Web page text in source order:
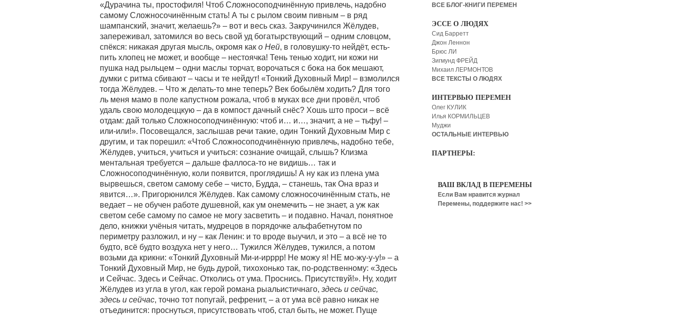
«Дурачина ты, простофиля! Чтоб Сложносоподчинённую привлечь, надобно
самому Сложносочинённым стать! А ты с рылом своим пивным – в ряд
шампанский, значит, желаешь?» – вот и весь сказ. Закручинился Жёлудев,
запереживал, затомился во весь свой уд богатырствующий – одним словцом,
спёкся: никакая другая мысль, окромя как о Ней, в головушку-то нейдёт, есть-
пить хлопец не может, и вообще – нестоячка! Тень тенью ходит, ни кожи ни
пушка над рыльцем – одни маслы торчат, ворочаться с бока на бок мешают,
думки с ритма сбивают – часы и те нейдут! «Тонкий Духовный Мир! – взмолился
тогда Жёлудев. – Что ж делать-то мне теперь? Век бобылём ходить? Для того
ль меня мамо в поле капустном рожала, чтоб в муках все дни провёл, чтоб
удаль свою молодеццкую – да в компост дачный снёс? Хошь што проси – всё
отдам: дай только Сложносоподчинённую: чтоб и… и…, значит, а не – тьфу! –
или-или!». Посовещался, заслышав речи такие, один Тонкий Духовным Мир с
другим, и так порешил: «Чтоб Сложносоподчинённую привлечь, надобно тебе,
Жёлудев, учиться, учиться и учиться: сознание очищай, слышь? Клизма
ментальная требуется – дальше фаллоса-то не видишь… так и
Сложносоподчинённую, коли появится, проглядишь! А ну как из плена ума
вырвешься, светом самому себе – чисто, Будда, – станешь, так Она враз и
явится…». Пригорюнился Жёлудев. Как самому сложносочинённым стать, не
ведает – не обучен работе душевной, как ум онемечить – не знает, а уж как
светом себе самому по самое не могу засветить – и подавно. Начал, понятное
дело, книжки учёныя читать, мудрецов в порядочке альфабетнутом по
периметру разложил, и ну – как Ленин: и то вроде выучил, и это – а всё не то
будто, всё будто воздуха нет у него… Тужился Жёлудев, тужился, а потом
возьми да крикни: «Тонкий Духовный Ми-и-ирррр! Не можу я! НЕ мо-жу-у-у!» – а
Тонкий Духовный Мир, не будь дурой, тихохонько так, по-родственному: «Здесь
и Сейчас. Здесь и Сейчас. Отколись от ума. Проснись. Присутствуй!». Ну, ходит
Жёлудев из угла в угол, как герой романа рыальистичнаго, здесь и сейчас,
здесь и сейчас, точно тот попугай, рефренит, – а от ума всё равно никак не
отъединится: проснуться, присутствовать чтоб, стал быть, не может. Пуще
ВСЕ БЛОГ-КНИГИ ПЕРЕМЕН
ЭССЕ О ЛЮДЯХ
Сид Барретт
Джон Леннон
Брюс ЛИ
Зигмунд ФРЕЙД
Михаил ЛЕРМОНТОВ
ВСЕ ТЕКСТЫ О ЛЮДЯХ
ИНТЕРВЬЮ ПЕРЕМЕН
Олег КУЛИК
Илья КОРМИЛЬЦЕВ
Муджи
ОСТАЛЬНЫЕ ИНТЕРВЬЮ
ПАРТНЕРЫ:
ВАШ ВКЛАД В ПЕРЕМЕНЫ
Если Вам нравится журнал
Перемены, поддержите нас! >>